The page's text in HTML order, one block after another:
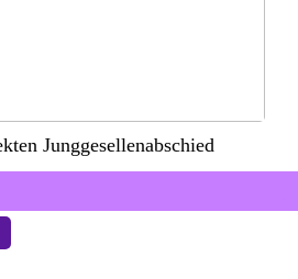
Junggesellenabschied